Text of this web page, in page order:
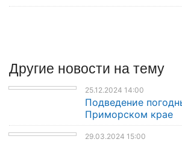
Другие новости на тему
25.12.2024 14:00
Подведение
Приморском крае
29.03.2024 15:00